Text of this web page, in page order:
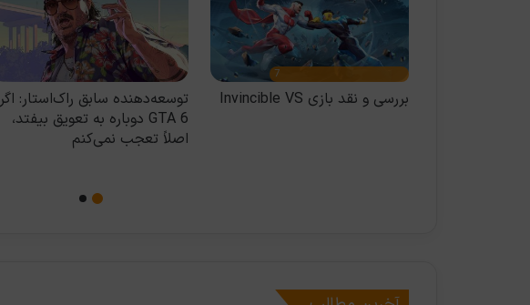
7
بررسی و نقد بازی Invincible VS
توسعه‌دهنده سابق راک‌استار: اگر
GTA 6 دوباره به تعویق بیفتد،
اصلاً تعجب نمی‌کنم